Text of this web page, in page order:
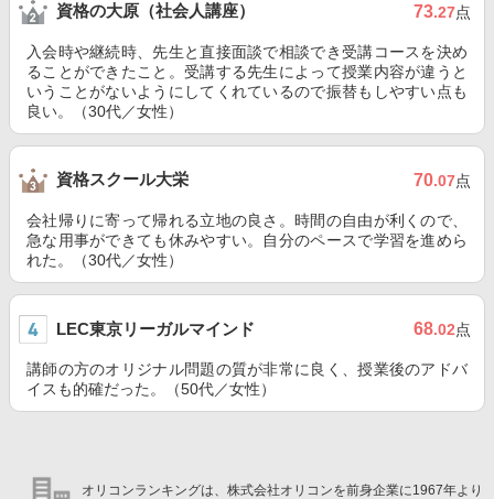
資格の大原（社会人講座） 73.27点
入会時や継続時、先生と直接面談で相談でき受講コースを決め
ることができたこと。受講する先生によって授業内容が違うと
いうことがないようにしてくれているので振替もしやすい点も
良い。（30代／女性）
資格スクール大栄 70.07点
会社帰りに寄って帰れる立地の良さ。時間の自由が利くので、
急な用事ができても休みやすい。自分のペースで学習を進めら
れた。（30代／女性）
LEC東京リーガルマインド 68.02点
講師の方のオリジナル問題の質が非常に良く、授業後のアドバ
イスも的確だった。（50代／女性）
オリコンランキングは、株式会社オリコンを前身企業に1967年より